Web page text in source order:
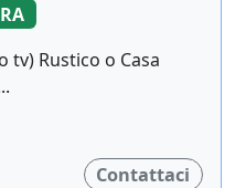
tv) Rustico o Casa
Contattaci